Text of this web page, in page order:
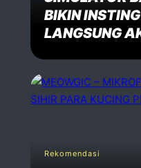
BIKIN
LANGSUNG
Rekomendasi